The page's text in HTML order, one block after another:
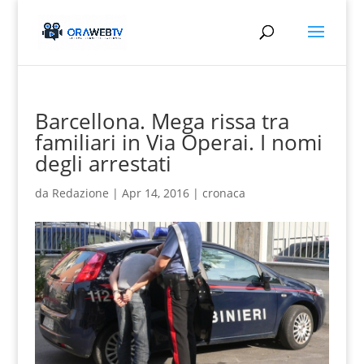
Barcellona. Mega rissa tra
familiari in Via Operai. I nomi
degli arrestati
da Redazione | Apr 14, 2016| cronaca